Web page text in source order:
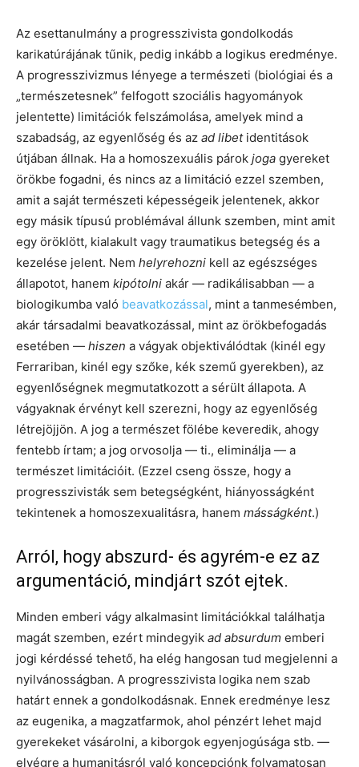
Az esettanulmány a progresszivista gondolkodás
karikatúrájának tűnik, pedig inkább a logikus eredménye.
A progresszivizmus lényege a természeti (biológiai és a
„természetesnek” felfogott szociális hagyományok
jelentette) limitációk felszámolása, amelyek mind a
szabadság, az egyenlőség és az ad libetidentitások
útjában állnak. Ha a homoszexuális párok joga gyereket
örökbe fogadni, és nincs az a limitáció ezzel szemben,
amit a saját természeti képességeik jelentenek, akkor
egy másik típusú problémával állunk szemben, mint amit
egy öröklött, kialakult vagy traumatikus betegség és a
kezelése jelent. Nem helyrehozni kell az egészséges
állapotot, hanem kipótolni akár — radikálisabban — a
biologikumba való beavatkozással, mint a tanmesémben,
akár társadalmi beavatkozással, mint az örökbefogadás
esetében — hiszen a vágyak objektiválódtak (kinél egy
Ferrariban, kinél egy szőke, kék szemű gyerekben), az
egyenlőségnek megmutatkozott a sérült állapota. A
vágyaknak érvényt kell szerezni, hogy az egyenlőség
létrejöjjön. A jog a természet fölébe keveredik, ahogy
fentebb írtam; a jog orvosolja — ti., eliminálja — a
természet limitációit. (Ezzel cseng össze, hogy a
progresszivisták sem betegségként, hiányosságként
tekintenek a homoszexualitásra, hanem másságként.)
Arról, hogy abszurd- és agyrém-e ez az
argumentáció, mindjárt szót ejtek.
Minden emberi vágy alkalmasint limitációkkal találhatja
magát szemben, ezért mindegyik ad absurdum emberi
jogi kérdéssé tehető, ha elég hangosan tud megjelenni a
nyilvánosságban. A progresszivista logika nem szab
határt ennek a gondolkodásnak. Ennek eredménye lesz
az eugenika, a magzatfarmok, ahol pénzért lehet majd
gyerekeket vásárolni, a kiborgok egyenjogúsága stb. —
elvégre a humanitásról való koncepciónk folyamatosan